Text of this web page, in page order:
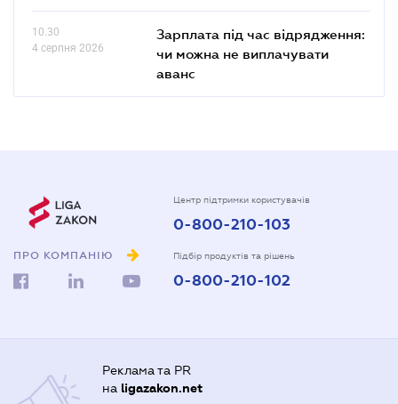
10.30
4 серпня 2026
Зарплата під час відрядження:
чи можна не виплачувати
аванс
ПРО КОМПАНІЮ
Центр підтримки користувачів
0-800-210-103
Підбір продуктів та рішень
0-800-210-102
Реклама та PR
на ligazakon.net